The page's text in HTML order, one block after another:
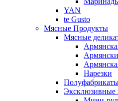
YAN
te Gusto
Мясные Продукты
Мясные
Нарезки
Эксклюзивные